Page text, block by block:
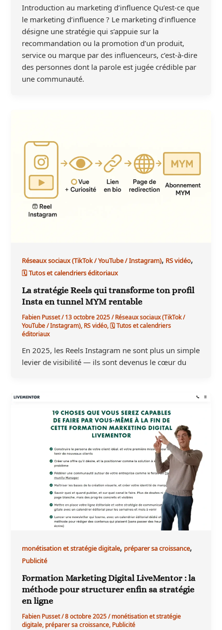
Introduction au marketing d’influence Qu’est-ce que
le marketing d’influence ? Le marketing d’influence
désigne une stratégie qui s’appuie sur la
recommandation ou la promotion d’un produit,
service ou marque par des influenceurs, c’est-à-dire
des personnes dont la parole est jugée crédible par
une communauté.
Réseaux sociaux (TikTok / YouTube / Instagram), RS vidéo,
🗓 Tutos et calendriers éditoriaux
La stratégie Reels qui transforme ton profil
Insta en tunnel MYM rentable
Fabien Pusset/13 octobre 2025/Réseaux sociaux (TikTok /
YouTube / Instagram),RS vidéo,🗓 Tutos et calendriers
éditoriaux
En 2025, les Reels Instagram ne sont plus un simple
levier de visibilité — ils sont devenus le cœur du
monétisation et stratégie digitale, préparer sa croissance,
Publicité
Formation Marketing Digital LiveMentor : la
méthode pour structurer enfin sa stratégie
en ligne
Fabien Pusset/8 octobre 2025/monétisation et stratégie
digitale,préparer sa croissance,Publicité